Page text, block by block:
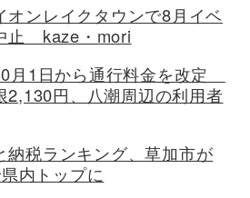
オンレイクタウンで8月イベ
止 kaze・mori
月1日から通行料金を改定
2,130円、八潮周辺の利用者
納税ランキング、草加市が
内トップに